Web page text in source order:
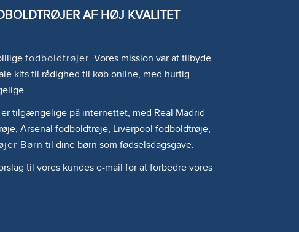
AF HØJ KVALITET
fodboldtrøjer. Vores mission var at tilbyde
kits til rådighed til køb online, med hurtig
tilgængelige på internettet, med Real Madrid
Arsenal fodboldtrøje, Liverpool fodboldtrøje,
Børn til dine børn som fødselsdagsgave.
til vores kundes e-mail for at forbedre vores